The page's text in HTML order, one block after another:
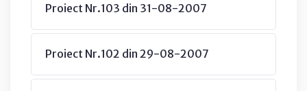
Proiect Nr.103 din 31-08-2007
Proiect Nr.102 din 29-08-2007